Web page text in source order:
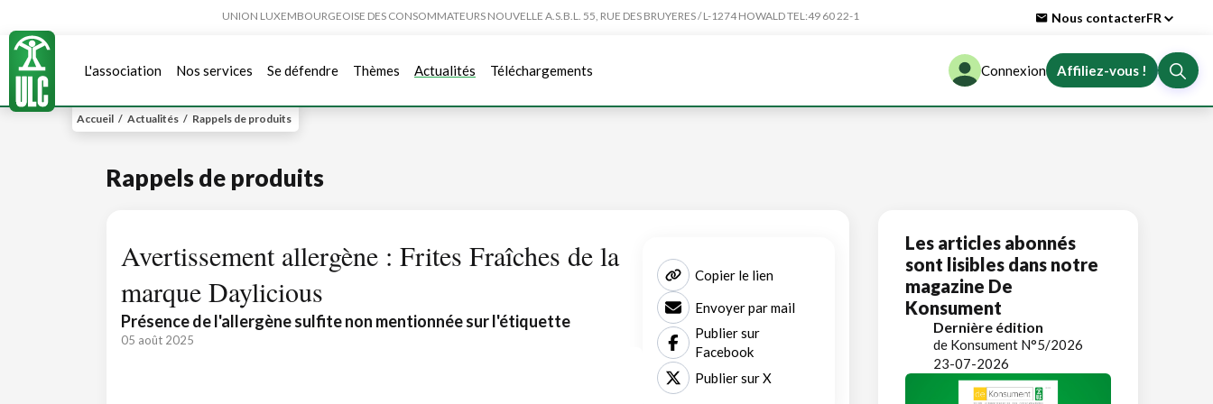
UNION LUXEMBOURGEOISE DES CONSOMMATEURS NOUVELLE A.S.B.L. 55, RUE DES BRUYERES / L-1274 HOWALD TEL:49 60 22-1 Nous contacterFR
L'association Nos services Se défendre Thèmes Actualités Téléchargements Connexion Affiliez-vous !
Accueil / Actualités / Rappels de produits
Rappels de produits
Avertissement allergène : Frites Fraîches de la
marque Daylicious
Présence de l'allergène sulfite non mentionnée sur l'étiquette
05 août 2025
Copier le lien
Envoyer par mail
Publier sur
Facebook
Publier sur X
Les articles abonnés
sont lisibles dans notre
magazine De
Konsument
Dernière édition
de Konsument N°5/2026
23-07-2026